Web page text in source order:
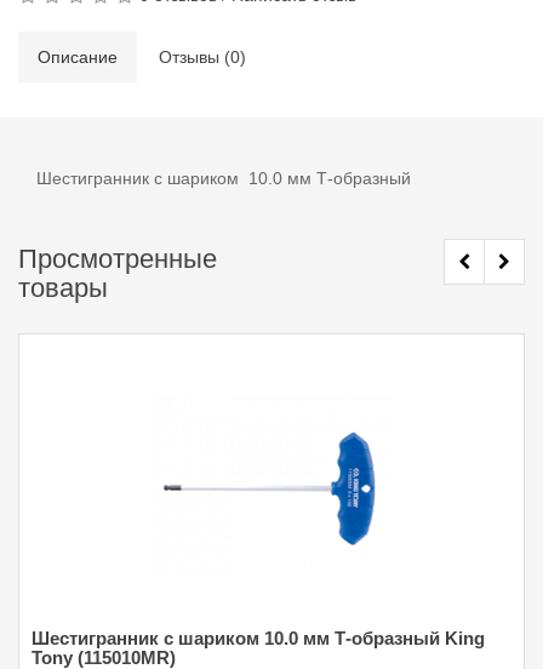
Описание Отзывы (0)
Шестигранник с шариком 10.0 мм Т-образный
Просмотренные
товары
Шестигранник с шариком 10.0 мм Т-образный King
Tony (115010MR)